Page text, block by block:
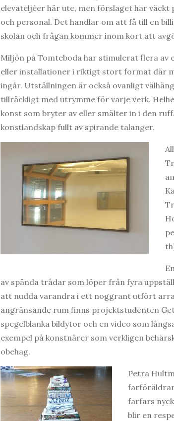
elevateljéer här ute, men förslaget har
och personal. Det handlar om att få till en
skolan och frågan kommer inom kort att
Miljön på Tomteboda har stimulerat flera av
eller installationer i riktigt stort format där
ingår. Utställningen är också ovanligt
tillräckligt med utrymme för varje verk.
konst som bryter av eller smälter in i den
konstlandskap fullt av spirande talanger.
av spända trådar som löper från fyra
att nudda varandra i ett noggrant utfört
angränsande rum finns projektstudenten
spegelblanka bildytor och en video som
exempel på konstnärer som verkligen
obehag.
Petra
farfars
blir en